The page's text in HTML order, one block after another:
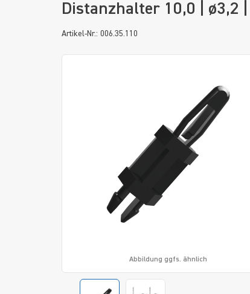
Distanzhalter 10,0 | ø3,2
Artikel-Nr.: 006.35.110
Abbildung ggfs. ähnlich